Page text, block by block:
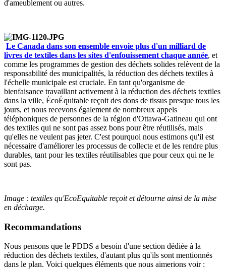
d'ameublement ou autres.
Le Canada dans son ensemble envoie plus d'un milliard de
livres de textiles dans les sites d'enfouissement chaque année, et
comme les programmes de gestion des déchets solides relèvent de la
responsabilité des municipalités, la réduction des déchets textiles à
l'échelle municipale est cruciale. En tant qu'organisme de
bienfaisance travaillant activement à la réduction des déchets textiles
dans la ville, ÉcoÉquitable reçoit des dons de tissus presque tous les
jours, et nous recevons également de nombreux appels
téléphoniques de personnes de la région d'Ottawa-Gatineau qui ont
des textiles qui ne sont pas assez bons pour être réutilisés, mais
qu'elles ne veulent pas jeter. C'est pourquoi nous estimons qu'il est
nécessaire d'améliorer les processus de collecte et de les rendre plus
durables, tant pour les textiles réutilisables que pour ceux qui ne le
sont pas.
Image : textiles qu'EcoEquitable reçoit et détourne ainsi de la mise
en décharge.
Recommandations
Nous pensons que le PDDS a besoin d'une section dédiée à la
réduction des déchets textiles, d'autant plus qu'ils sont mentionnés
dans le plan. Voici quelques éléments que nous aimerions voir :